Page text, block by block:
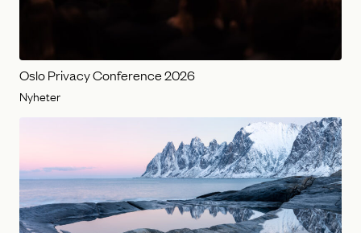
Oslo Privacy Conference 2026
Nyheter